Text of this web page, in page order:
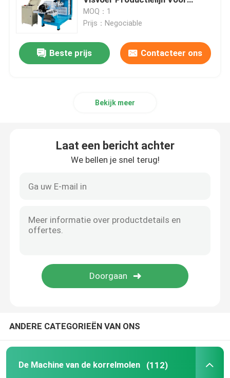
De Molen van de voerkorrel
Houten korrelproductielijn
De Productielijn van de Dierenvoerkorrel
De drijvende Productielijn van het Vissenvoer
houten korrelmaker
Droge het Voerextruder van Typevissen
Tilapia Visvoer
MOQ：1
Prijs：Negociable
Beste prijs Contacteer ons
Bekijk meer
Laat een bericht achter
We bellen je snel terug!
ANDERE CATEGORIEËN VAN ONS
De Machine van de korrelmolen (112)